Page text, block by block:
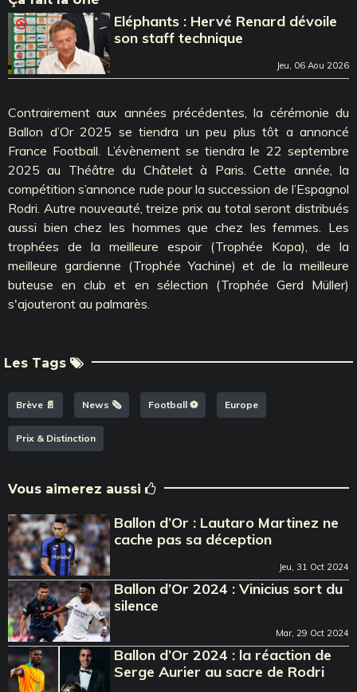
Eléphants : Hervé Renard dévoile
son staff technique
Jeu, 06 Aou 2026
Contrairement aux années précédentes, la cérémonie du
Ballon d’Or 2025 se tiendra un peu plus tôt a annoncé
France Football. L’évènement se tiendra le 22 septembre
2025 au Théâtre du Châtelet à Paris. Cette année, la
compétition s’annonce rude pour la succession de l’Espagnol
Rodri. Autre nouveauté, treize prix au total seront distribués
aussi bien chez les hommes que chez les femmes. Les
trophées de la meilleure espoir (Trophée Kopa), de la
meilleure gardienne (Trophée Yachine) et de la meilleure
buteuse en club et en sélection (Trophée Gerd Müller)
s'ajouteront au palmarès.
Les Tags
Brève 📄 News 🗞️ Football ⚽️ Europe
Prix & Distinction
Vous aimerez aussi
Ballon d’Or : Lautaro Martinez ne
cache pas sa déception
Jeu, 31 Oct 2024
Ballon d’Or 2024 : Vinicius sort du
silence
Mar, 29 Oct 2024
Ballon d’Or 2024 : la réaction de
Serge Aurier au sacre de Rodri